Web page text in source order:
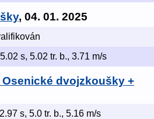
, 04. 01. 2025
s, 5.02 tr. b., 3.71 m/s
dvojzkoušky +
s, 5.0 tr. b., 5.16 m/s